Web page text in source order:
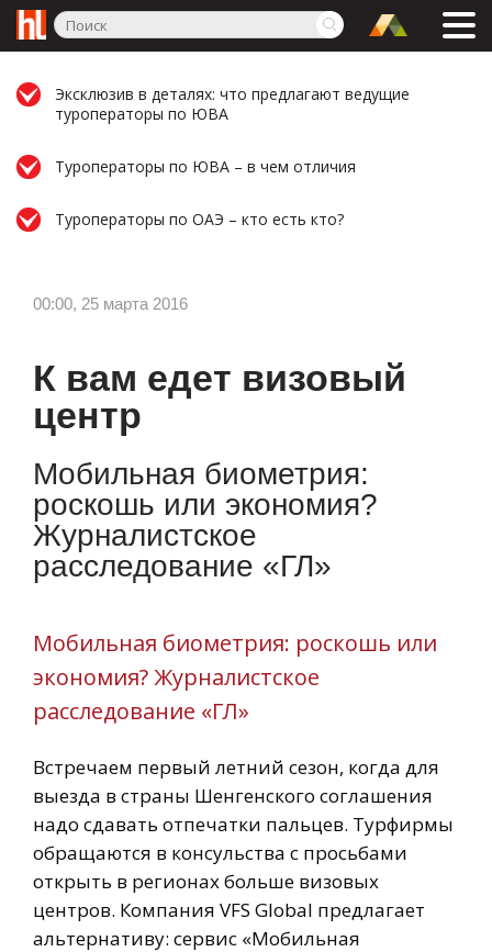
Эксклюзив в деталях: что предлагают ведущие
туроператоры по ЮВА
Туроператоры по ЮВА – в чем отличия
Туроператоры по ОАЭ – кто есть кто?
00:00, 25 марта 2016
К вам едет визовый
центр
Мобильная биометрия:
роскошь или экономия?
Журналистское
расследование «ГЛ»
Мобильная биометрия: роскошь или
экономия? Журналистское
расследование «ГЛ»
Встречаем первый летний сезон, когда для
выезда в страны Шенгенского соглашения
надо сдавать отпечатки пальцев. Турфирмы
обращаются в консульства с просьбами
открыть в регионах больше визовых
центров. Компания VFS Global предлагает
альтернативу: сервис «Мобильная